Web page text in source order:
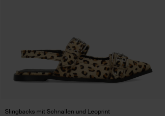
Slingbacks mit Schnallen und Leoprint